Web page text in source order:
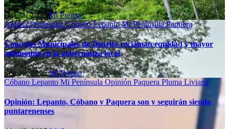
Oct 31, 2025Mi Prensa
Antena PeninsularCóbanoLepantoMi PenínsulaPaquera
Concejos Municipales de Distrito reclaman equidad y mayor
autonomía en la gobernanza local
Sep 19, 2025Mi Prensa
Cóbano Lepanto Mi Península Opinión Paquera Pluma Liviana
Opinión: Lepanto, Cóbano y Paquera son y seguirán siendo
puntarenenses